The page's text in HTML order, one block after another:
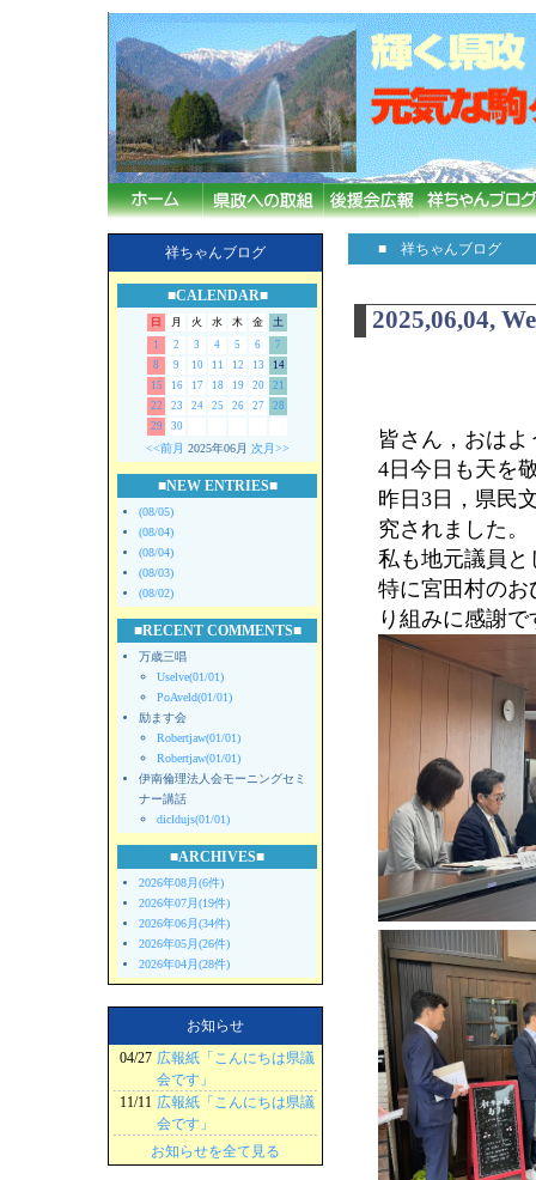
祥ちゃんブログ
■CALENDAR■
日 月 火 水 木 金
土
1
2 3 4 5 6
7
8
9 10 11 12 13
14
15
16 17 18 19 20
21
22
23 24 25 26 27
28
29
30
<<前月 2025年06月 次月>>
■NEW ENTRIES■
(08/05)
(08/04)
(08/04)
(08/03)
(08/02)
■RECENT COMMENTS■
万歳三唱
Uselve(01/01)
PoAveld(01/01)
励ます会
Robertjaw(01/01)
Robertjaw(01/01)
伊南倫理法人会モーニングセミ
ナー講話
dicldujs(01/01)
■ARCHIVES■
2026年08月(6件)
2026年07月(19件)
2026年06月(34件)
2026年05月(26件)
2026年04月(28件)
お知らせ
04/27 広報紙「こんにちは県議
会です」
11/11 広報紙「こんにちは県議
会です」
お知らせを全て見る
■ 祥ちゃんブログ
2025,06,04,
皆さん，おは
4日今日も天を
昨日3日，県民
究されました。
私も地元議員
特に宮田村の
り組みに感謝で